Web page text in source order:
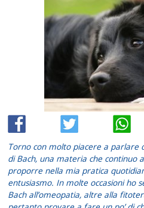
Torno con molto piacere a
di Bach, una materia che continuo
proporre nella mia pratica
entusiasmo. In molte occasioni ho
Bach all’omeopatia, altre alla